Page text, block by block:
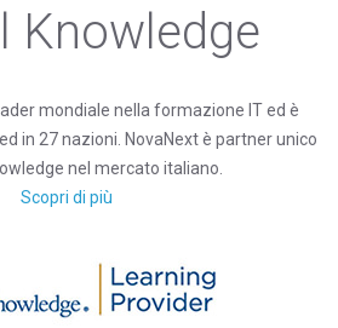
Knowledge
mondiale nella formazione IT ed è
in 27 nazioni. NovaNext è partner unico
nel mercato italiano.
Scopri di più